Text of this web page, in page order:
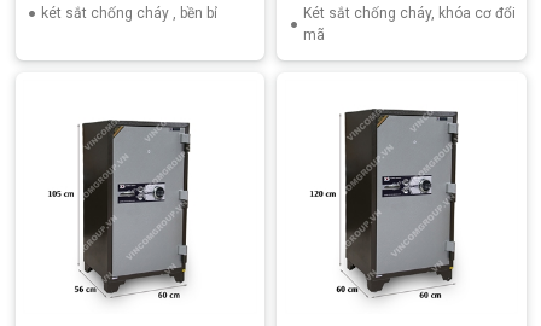
két sắt chống cháy , bền bỉ
Két sắt chống cháy, khóa cơ đổi
mã